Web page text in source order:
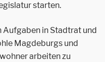
starten.
Aufgaben in Stadtrat und
Magdeburgs und
arbeiten zu